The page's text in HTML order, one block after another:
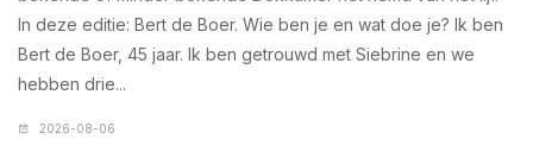
In deze editie: Bert de Boer. Wie ben je en wat doe je? Ik ben
Bert de Boer, 45 jaar. Ik ben getrouwd met Siebrine en we
hebben drie...
2026-08-06